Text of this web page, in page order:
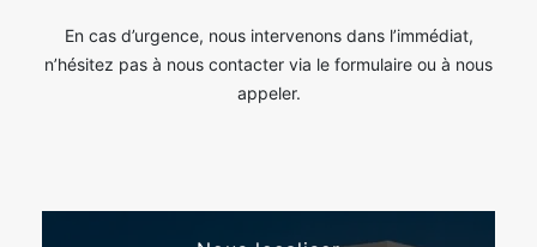
En cas d’urgence, nous intervenons dans l’immédiat,
n’hésitez pas à nous contacter via le formulaire ou à nous
appeler.